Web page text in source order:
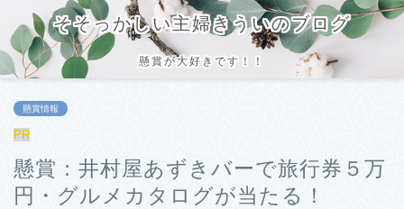
そそっかしい主婦きういのブログ
懸賞が大好きです！！
懸賞情報
PR
懸賞：井村屋あずきバーで旅行券５万
円・グルメカタログが当たる！